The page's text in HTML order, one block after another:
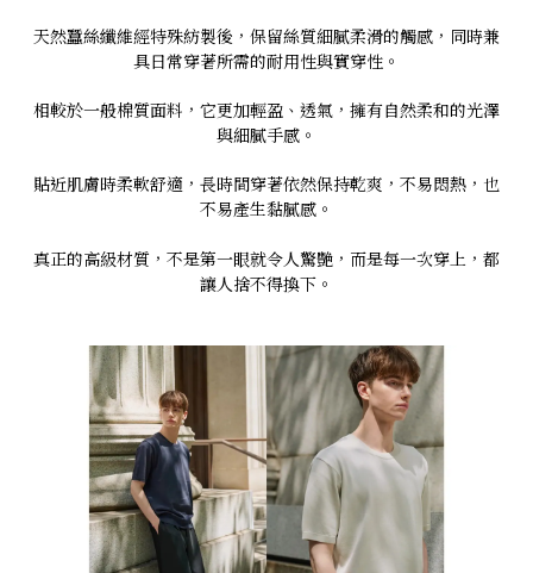
天然蠶絲纖維經特殊紡製後，保留絲質細膩柔滑的觸感，同時兼
具日常穿著所需的耐用性與實穿性。
相較於一般棉質面料，它更加輕盈、透氣，擁有自然柔和的光澤
與細膩手感。
貼近肌膚時柔軟舒適，長時間穿著依然保持乾爽，不易悶熱，也
不易產生黏膩感。
真正的高級材質，不是第一眼就令人驚艷，而是每一次穿上，都
讓人捨不得換下。